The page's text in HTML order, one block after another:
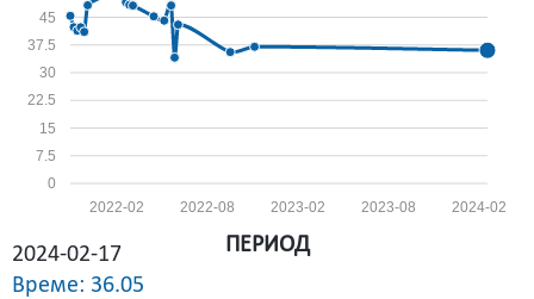
0
7.5
15
22.5
30
37.5
45
2024-02
2023-08
2023-02
2022-08
2022-02
2024-02-17
Време: 36.05
ПЕРИОД